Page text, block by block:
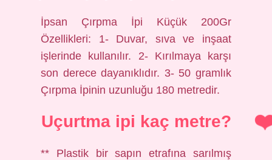
İpsan Çırpma İpi Küçük 200Gr
Özellikleri: 1- Duvar, sıva ve inşaat
işlerinde kullanılır. 2- Kırılmaya karşı
son derece dayanıklıdır. 3- 50 gramlık
Çırpma İpinin uzunluğu 180 metredir.
Uçurtma ipi kaç metre?
** Plastik bir sapın etrafına sarılmış